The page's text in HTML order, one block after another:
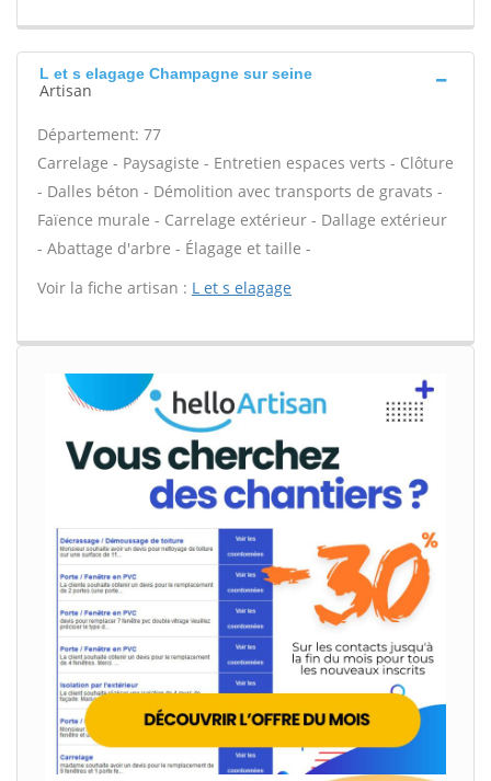
L et s elagage Champagne sur seine
Artisan
Département: 77
Carrelage - Paysagiste - Entretien espaces verts - Clôture
- Dalles béton - Démolition avec transports de gravats -
Faïence murale - Carrelage extérieur - Dallage extérieur
- Abattage d'arbre - Élagage et taille -
Voir la fiche artisan : L et s elagage